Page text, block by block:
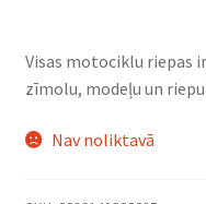
Visas motociklu riepas
zīmolu, modeļu un
Nav noliktavā